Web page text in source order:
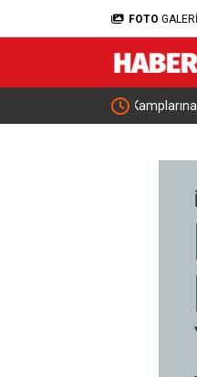
FOTO GALERİ
Bakan